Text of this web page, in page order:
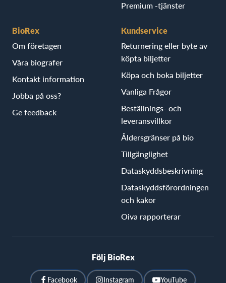
Premium -tjänster
BioRex
Om företagen
Våra biografer
Kontakt information
Jobba på oss?
Ge feedback
Kundservice
Returnering eller byte av
köpta biljetter
Köpa och boka biljetter
Vanliga Frågor
Beställnings- och
leveransvillkor
Åldersgränser på bio
Tillgänglighet
Dataskyddsbeskrivning
Dataskyddsförordningen
och kakor
Oiva rapporterar
Följ BioRex
Facebook Instagram YouTube